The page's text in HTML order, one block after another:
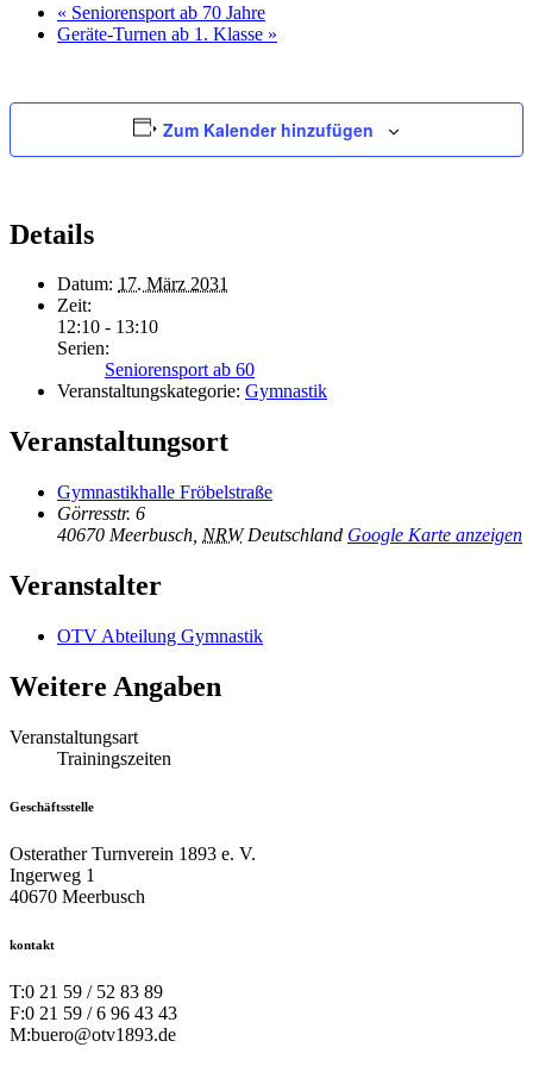
« Seniorensport ab 70 Jahre
Geräte-Turnen ab 1. Klasse »
Zum Kalender hinzufügen
Details
Datum: 17. März 2031
Zeit:
12:10 - 13:10
Serien:
Seniorensport ab 60
Veranstaltungskategorie: Gymnastik
Veranstaltungsort
Gymnastikhalle Fröbelstraße
Görresstr. 6
40670 Meerbusch NRW Deutschland Google Karte anzeigen
Veranstalter
OTV Abteilung Gymnastik
Weitere Angaben
Veranstaltungsart
Trainingszeiten
Geschäftsstelle
Osterather Turnverein 1893 e. V.
Ingerweg 1
40670 Meerbusch
kontakt
T:0 21 59 / 52 83 89
F:0 21 59 / 6 96 43 43
M:buero@otv1893.de